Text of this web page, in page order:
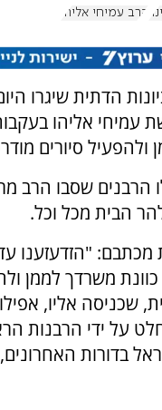
הרב עמיחי אליהו
הדתית שיגרו
עמיחי אליהו
ולהפעיל סיורים
הרבנים שסבו הרב
הבית מכל וכל.
מכתבם: "הזדעזענו
משרדך לממן
שכניסה אליו,
על ידי הרבנות
בדורות